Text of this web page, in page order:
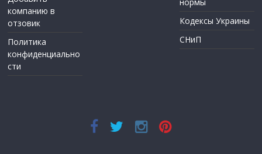
компанию в
отзовик
Политика
конфиденциально
сти
Кодексы Украины
СНиП